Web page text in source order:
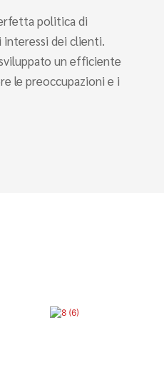
politica di
dei clienti.
un efficiente
le preoccupazioni e i